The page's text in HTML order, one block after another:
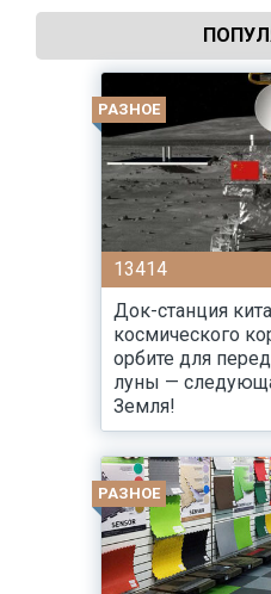
РАЗНОЕ
13414
Док-станция
космического
орбите для
луны —
Земля!
РАЗНОЕ